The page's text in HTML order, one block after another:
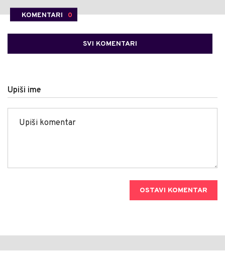
KOMENTARI 0
SVI KOMENTARI
Upiši ime
OSTAVI KOMENTAR